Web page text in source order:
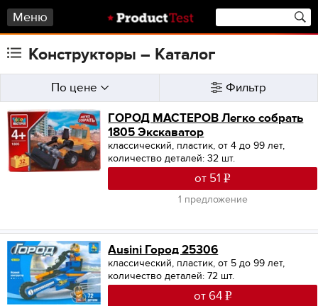
Меню
Конструкторы – Каталог
По цене Фильтр
ГОРОД МАСТЕРОВ Легко собрать
1805 Экскаватор
классический, пластик, от 4 до 99 лет,
количество деталей: 32 шт.
от 51
1 предложение
Ausini Город 25306
классический, пластик, от 5 до 99 лет,
количество деталей: 72 шт.
от 64